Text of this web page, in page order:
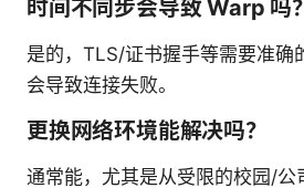
时间不同步会导致 Warp 吗？
是的，TLS/证书握手等需要准确
会导致连接失败。
更换网络环境能解决吗？
通常能，尤其是从受限的校园/公